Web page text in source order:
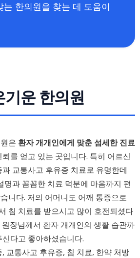
는 한의원을 찾는 데 도움이
운 한의원
은 환자 개개인에게 맞춘 섬세한 진료
를 얻고 있는 곳입니다. 특히 어르신
교통사고 후유증 치료로 유명한데
명과 꼼꼼한 치료 덕분에 마음까지 편
니다. 저의 어머니도 어깨 통증으로
침 치료를 받으시고 많이 호전되셨다
장님께서 환자 개개인의 생활 습관까
다고 좋아하셨습니다.
, 교통사고 후유증, 침 치료, 한약 처방